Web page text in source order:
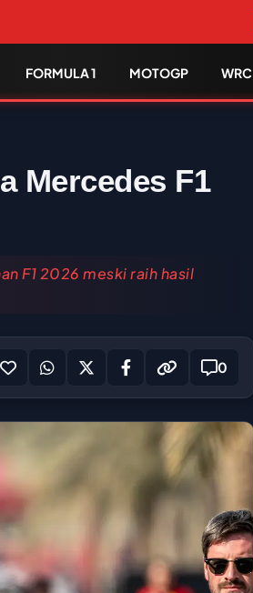
FORMULA 1 MOTOGP WRC
Mercedes F1
F1 2026 meski raih hasil
0